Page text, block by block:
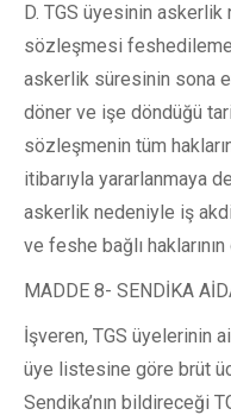
D. TGS üyesinin
sözleşmesi
askerlik süresinin sona
döner ve işe döndüğü
sözleşmenin tüm
itibarıyla yararlanmaya
askerlik nedeniyle iş
ve feshe bağlı
MADDE 8- SENDİKA
İşveren, TGS üyelerinin
üye listesine göre brüt
Sendika’nın bildireceği